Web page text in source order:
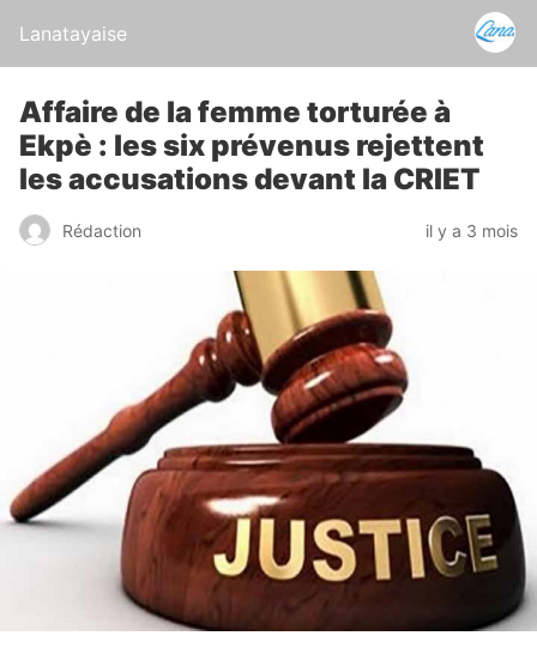
Lanatayaise
Affaire de la femme torturée à
Ekpè : les six prévenus rejettent
les accusations devant la CRIET
Rédaction il y a 3 mois